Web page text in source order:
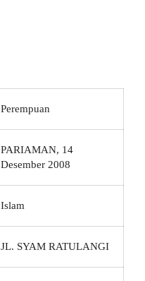
Perempuan
PARIAMAN, 14
Desember 2008
Islam
JL. SYAM RATULANGI